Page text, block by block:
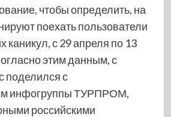
чтобы определить, на
поехать пользователи
каникул, с 29 апреля по 13
этим данным, с
поделился с
инфогруппы ТУРПРОМ,
российскими